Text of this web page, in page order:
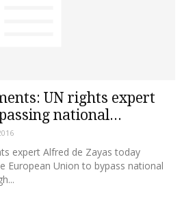
UN rights expert
national...
expert Alfred de Zayas today
European Union to bypass national